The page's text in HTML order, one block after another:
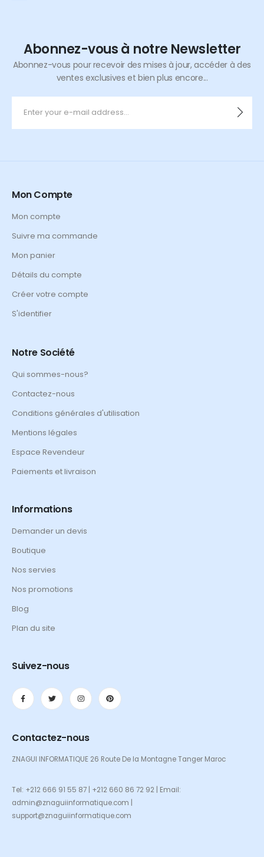
Abonnez-vous à notre Newsletter
Abonnez-vous pour recevoir des mises à jour, accéder à des
ventes exclusives et bien plus encore...
Mon Compte
Mon compte
Suivre ma commande
Mon panier
Détails du compte
Créer votre compte
S'identifier
Notre Société
Qui sommes-nous?
Contactez-nous
Conditions générales d'utilisation
Mentions légales
Espace Revendeur
Paiements et livraison
Informations
Demander un devis
Boutique
Nos servies
Nos promotions
Blog
Plan du site
Suivez-nous
Contactez-nous
ZNAGUI INFORMATIQUE 26 Route De la Montagne Tanger Maroc
Tel: +212 666 91 55 87 | +212 660 86 72 92 | Email:
admin@znaguiinformatique.com |
support@znaguiinformatique.com